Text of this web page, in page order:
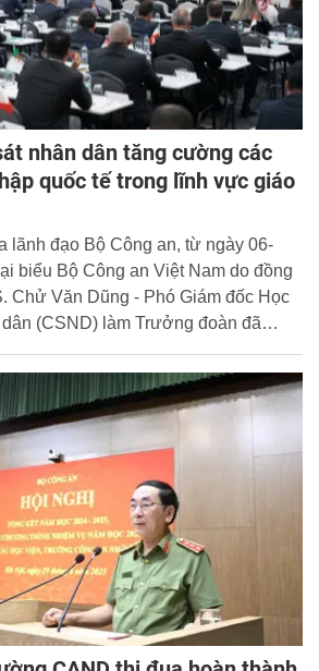
nhân dân tăng cường các
quốc tế trong lĩnh vực giáo
lãnh đạo Bộ Công an, từ ngày 06-
biểu Bộ Công an Việt Nam do đồng
Chử Văn Dũng - Phó Giám đốc Học
(CSND) làm Trưởng đoàn đã
quốc tế (INTERPA) với chủ đề
phạm: Công tác thực thi pháp luật
do Học viện Cảnh sát quốc gia
cai tổ chức tại thành phố